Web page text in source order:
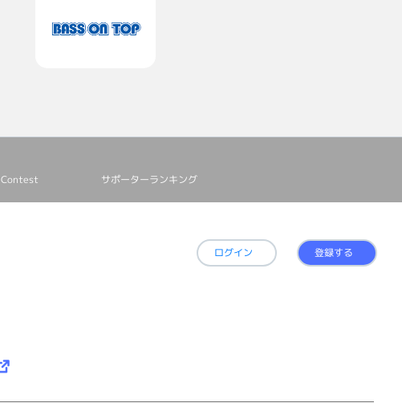
Contest サポーターランキング
ログイン 登録する